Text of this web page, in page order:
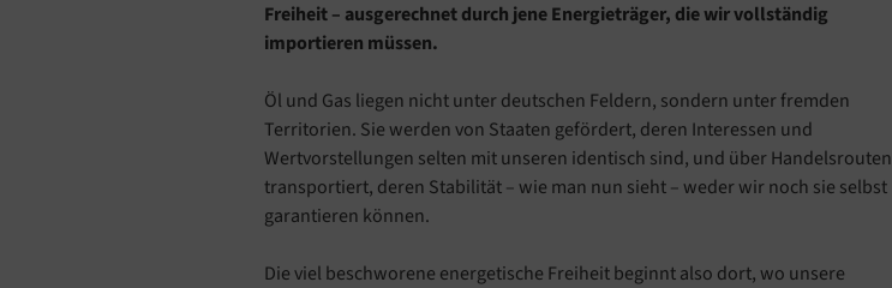
Freiheit – ausgerechnet durch jene Energieträger, die wir vollständig
importieren müssen.
Öl und Gas liegen nicht unter deutschen Feldern, sondern unter fremden
Territorien. Sie werden von Staaten gefördert, deren Interessen und
Wertvorstellungen selten mit unseren identisch sind, und über Handelsrouten
transportiert, deren Stabilität – wie man nun sieht – weder wir noch sie selbst
garantieren können.
Die viel beschworene energetische Freiheit beginnt also dort, wo unsere